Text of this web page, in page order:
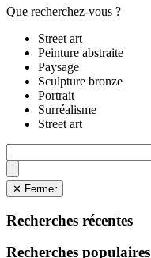
Que recherchez-vous ?
Street art
Peinture abstraite
Paysage
Sculpture bronze
Portrait
Surréalisme
Street art
✕ Fermer
Recherches récentes
Recherches populaires